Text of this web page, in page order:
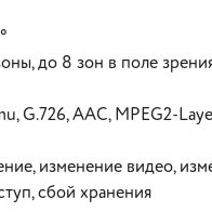
до 8 зон в поле
G.726, AAC, MPEG2-
изменение видео,
сбой хранения